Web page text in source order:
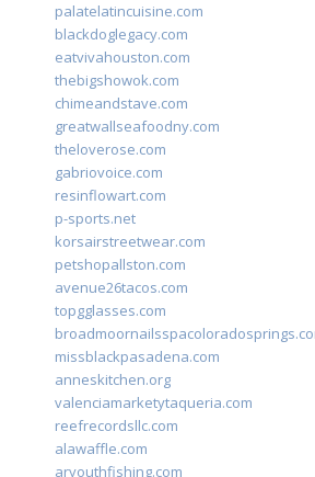
palatelatincuisine.com
blackdoglegacy.com
eatvivahouston.com
thebigshowok.com
chimeandstave.com
greatwallseafoodny.com
theloverose.com
gabriovoice.com
resinflowart.com
p-sports.net
korsairstreetwear.com
petshopallston.com
avenue26tacos.com
topgglasses.com
missblackpasadena.com
anneskitchen.org
valenciamarketytaqueria.com
reefrecordsllc.com
alawaffle.com
aryouthfishing.com